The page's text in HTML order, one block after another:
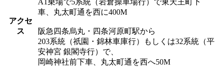
アクセ
ス
A1乗場で5系統（岩倉操車場行）で東天王町下
車、丸太町通を西に400M
阪急四条烏丸・四条河原町駅から
203系統（祇園・錦林車庫行）もしくは32系統（平
安神宮 銀閣寺行）で、
岡崎神社前下車、丸太町通を西へ50M